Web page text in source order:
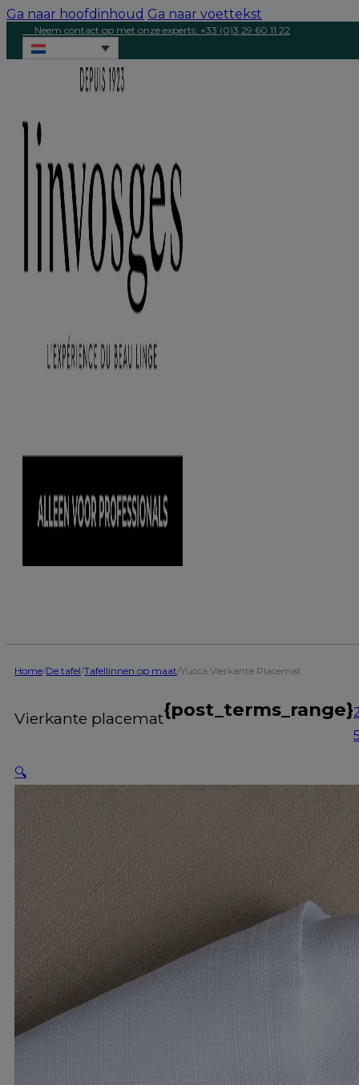
Ga naar hoofdinhoud Ga naar voettekst
Neem contact op met onze experts: +33 (0)3 29 60 11 22
Home/De tafel/Tafellinnen op maat/Yucca Vierkante Placemat
Vierkante placemat{post_terms_range}
🔍